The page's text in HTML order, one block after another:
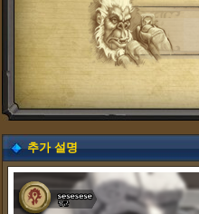
추가 설명